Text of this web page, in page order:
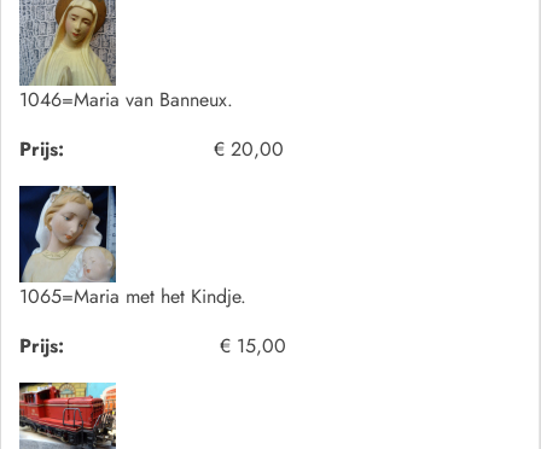
1046=Maria van Banneux.
Prijs:
€ 20,00
1065=Maria met het Kindje.
Prijs:
€ 15,00